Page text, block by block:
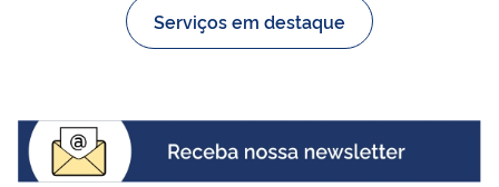
Serviços em destaque